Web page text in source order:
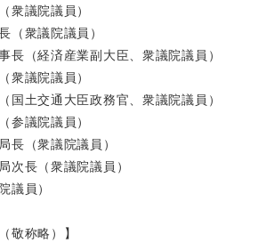
院議員）
衆議院議員）
経済産業副大臣、衆議院議員）
議院議員）
交通大臣政務官、衆議院議員）
議院議員）
（衆議院議員）
（衆議院議員）
員）
敬称略）】